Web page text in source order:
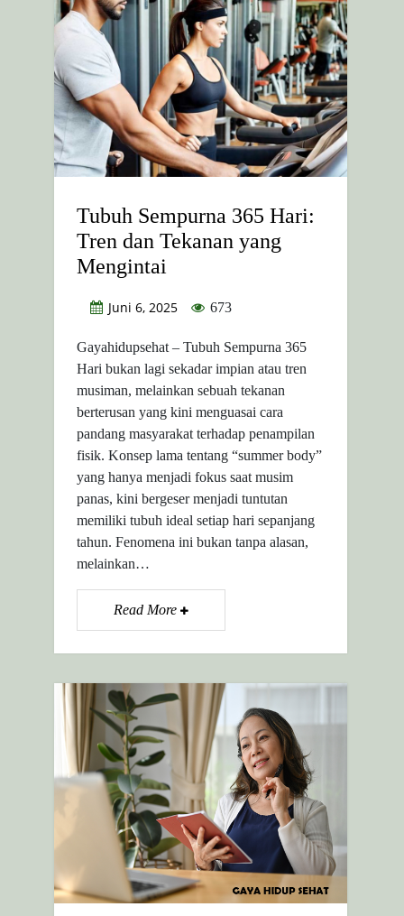
Tubuh Sempurna 365 Hari:
Tren dan Tekanan yang
Mengintai
Juni 6, 2025 673
Gayahidupsehat – Tubuh Sempurna 365
Hari bukan lagi sekadar impian atau tren
musiman, melainkan sebuah tekanan
berterusan yang kini menguasai cara
pandang masyarakat terhadap penampilan
fisik. Konsep lama tentang “summer body”
yang hanya menjadi fokus saat musim
panas, kini bergeser menjadi tuntutan
memiliki tubuh ideal setiap hari sepanjang
tahun. Fenomena ini bukan tanpa alasan,
melainkan…
Read More